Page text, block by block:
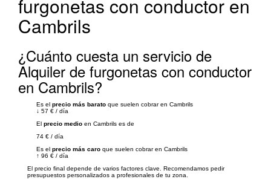
furgonetas con conductor en
Cambrils
¿Cuánto cuesta un servicio de
Alquiler de furgonetas con conductor
en Cambrils?
Es el precio más barato que suelen cobrar en Cambrils
↓ 57 € / día
El precio medio en Cambrils es de
74 € / día
Es el precio más caro que suelen cobrar en Cambrils
↑ 96 € / día
El precio final depende de varios factores clave. Recomendamos pedir
presupuestos personalizados a profesionales de tu zona.